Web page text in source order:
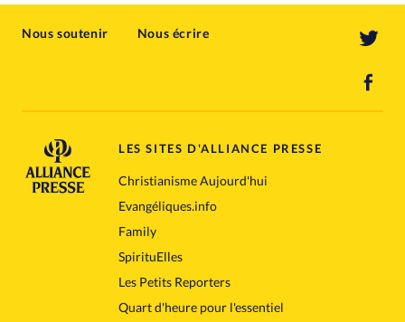
Nous soutenir Nous écrire
LES SITES D'ALLIANCE PRESSE
Christianisme Aujourd'hui
Evangéliques.info
Family
SpirituElles
Les Petits Reporters
Quart d'heure pour l'essentiel